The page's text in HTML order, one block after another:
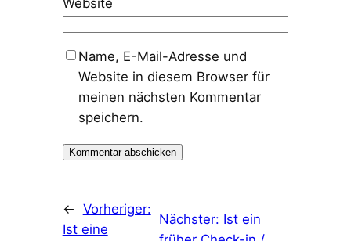
Website
Name, E-Mail-Adresse und
Website in diesem Browser für
meinen nächsten Kommentar
speichern.
← Vorheriger:
Ist eine
Nächster: Ist ein